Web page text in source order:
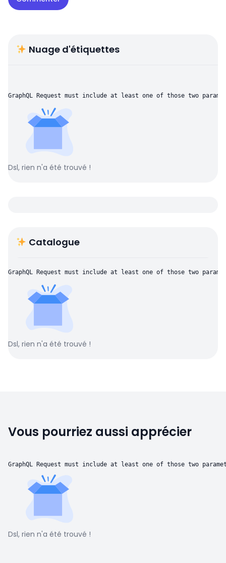
Nuage d'étiquettes
GraphQL Request must include at least one of those two
Dsl, rien n'a été trouvé !
Catalogue
GraphQL Request must include at least one of those two
Dsl, rien n'a été trouvé !
Vous pourriez aussi apprécier
GraphQL Request must include at least one of those two
Dsl, rien n'a été trouvé !